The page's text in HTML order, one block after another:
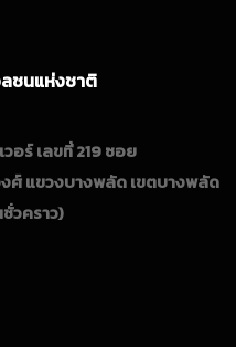
ชนแห่งชาติ
อร์ เลขที่ 219 ซอย
แขวงบางพลัด เขตบางพลัด
วคราว)